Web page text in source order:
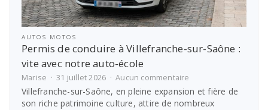
AUTOS MOTOS
Permis de conduire à Villefranche-sur-Saône :
vite avec notre auto-école
Marise 31 juillet 2026 Aucun commentaire
Permis
de
conduire
Villefranche-sur-Saône, en pleine expansion et fière de
son riche patrimoine culture, attire de nombreux